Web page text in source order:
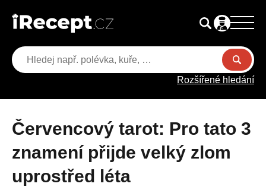
Rozšířené hledání
Červencový tarot: Pro tato 3
znamení přijde velký zlom
uprostřed léta